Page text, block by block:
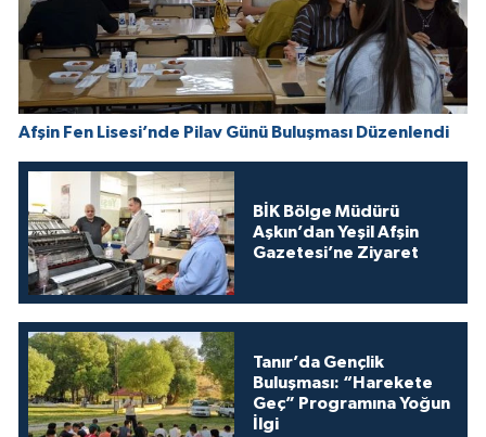
Afşin Fen Lisesi’nde Pilav Günü Buluşması Düzenlendi
BİK Bölge Müdürü
Aşkın’dan Yeşil Afşin
Gazetesi’ne Ziyaret
Tanır’da Gençlik
Buluşması: “Harekete
Geç” Programına Yoğun
İlgi